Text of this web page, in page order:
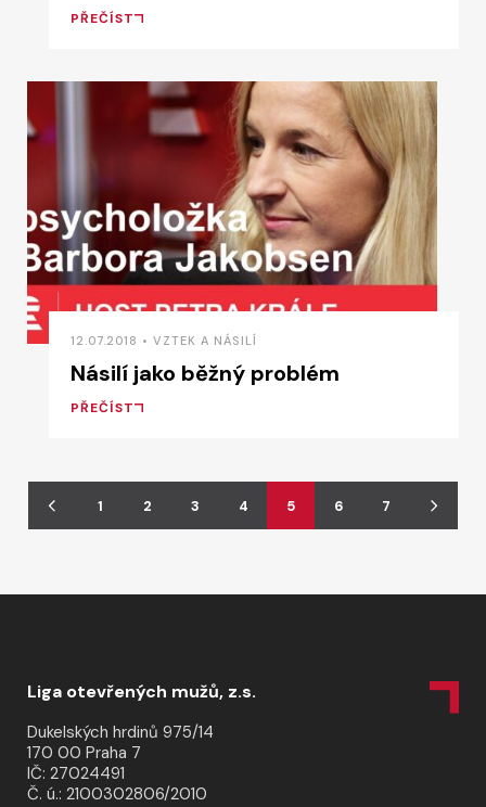
PŘEČÍST
12.07.2018 • VZTEK A NÁSILÍ
Násilí jako běžný problém
PŘEČÍST
1 2 3 4 5 6 7
Liga otevřených mužů, z.s.
Dukelských hrdinů 975/14
170 00 Praha 7
IČ: 27024491
Č. ú.: 2100302806/2010